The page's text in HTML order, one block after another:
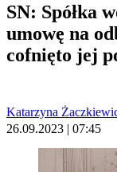
SN: Spółka
umowę na
cofnięto jej
Katarzyna
26.09.2023 | 07:45